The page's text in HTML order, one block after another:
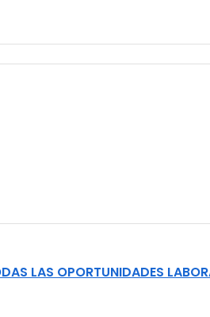
LAS OPORTUNIDADES